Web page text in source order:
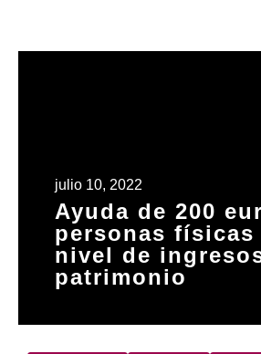
julio 10, 2022
Ayuda de 200
personas físicas
nivel de
patrimonio